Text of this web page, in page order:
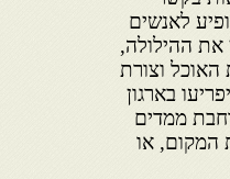
לאנשים
את ההילולה,
וצורת
בארגון
ממדים
המקום, או